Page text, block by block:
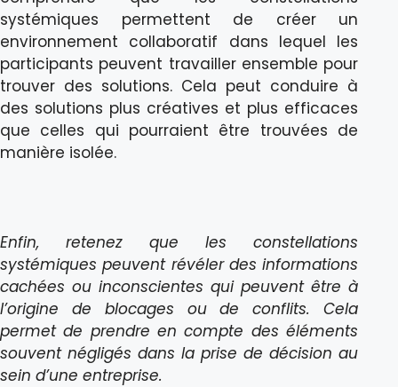
systémiques permettent de créer un
environnement collaboratif dans lequel les
participants peuvent travailler ensemble pour
trouver des solutions. Cela peut conduire à
des solutions plus créatives et plus efficaces
que celles qui pourraient être trouvées de
manière isolée.
Enfin, retenez que les constellations
systémiques peuvent révéler des informations
cachées ou inconscientes qui peuvent être à
l’origine de blocages ou de conflits. Cela
permet de prendre en compte des éléments
souvent négligés dans la prise de décision au
sein d’une entreprise.